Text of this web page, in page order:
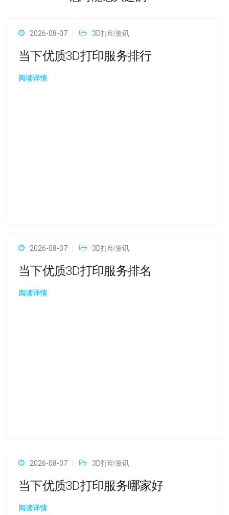
2026-08-07 3D打印资讯
当下优质3D打印服务排行
阅读详情
2026-08-07 3D打印资讯
当下优质3D打印服务排名
阅读详情
2026-08-07 3D打印资讯
当下优质3D打印服务哪家好
阅读详情